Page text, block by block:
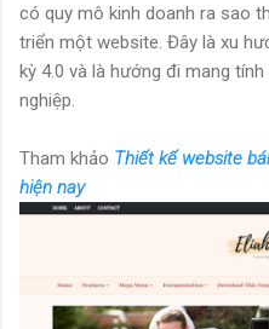
có quy mô kinh doanh ra sao
triển một website. Đây là xu
kỳ 4.0 và là hướng đi mang
nghiệp.
Tham khảo Thiết kế website
hiện nay